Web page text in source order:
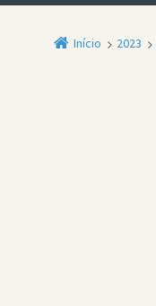
Início 2023